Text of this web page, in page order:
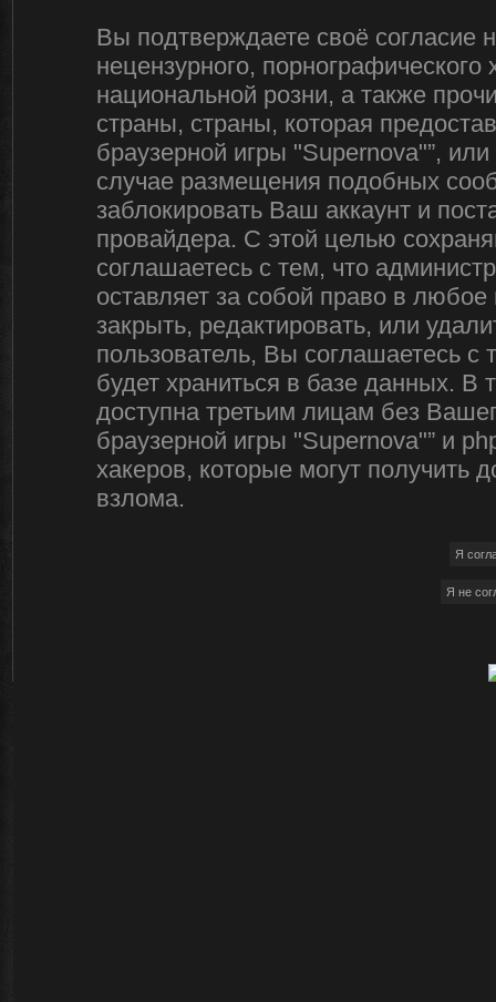
Вы подтверждаете своё согласие
нецензурного, порнографического
национальной розни, а также
страны, страны, которая
браузерной игры "Supernova"”,
случае размещения подобных
заблокировать Ваш аккаунт и
провайдера. С этой целью
соглашаетесь с тем, что
оставляет за собой право в
закрыть, редактировать, или
пользователь, Вы соглашаетесь
будет храниться в базе данных.
доступна третьим лицам без
браузерной игры "Supernova"” и
хакеров, которые могут получить
взлома.